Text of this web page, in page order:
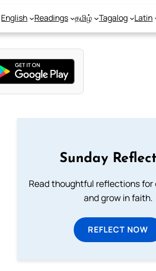
English Readings தமிழ் Tagalog Latin
Sunday
Read thoughtful reflections for
and grow in faith.
REFLECT NOW